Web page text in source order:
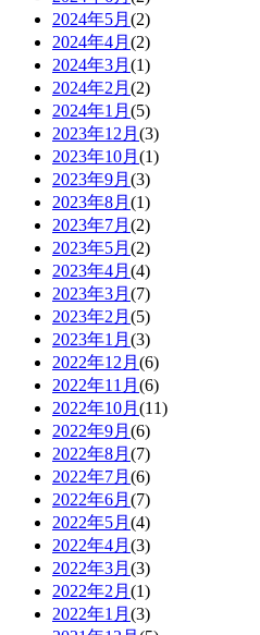
2024年5月 (2)
2024年4月 (2)
2024年3月 (1)
2024年2月 (2)
2024年1月 (5)
2023年12月 (3)
2023年10月 (1)
2023年9月 (3)
2023年8月 (1)
2023年7月 (2)
2023年5月 (2)
2023年4月 (4)
2023年3月 (7)
2023年2月 (5)
2023年1月 (3)
2022年12月 (6)
2022年11月 (6)
2022年10月 (11)
2022年9月 (6)
2022年8月 (7)
2022年7月 (6)
2022年6月 (7)
2022年5月 (4)
2022年4月 (3)
2022年3月 (3)
2022年2月 (1)
2022年1月 (3)